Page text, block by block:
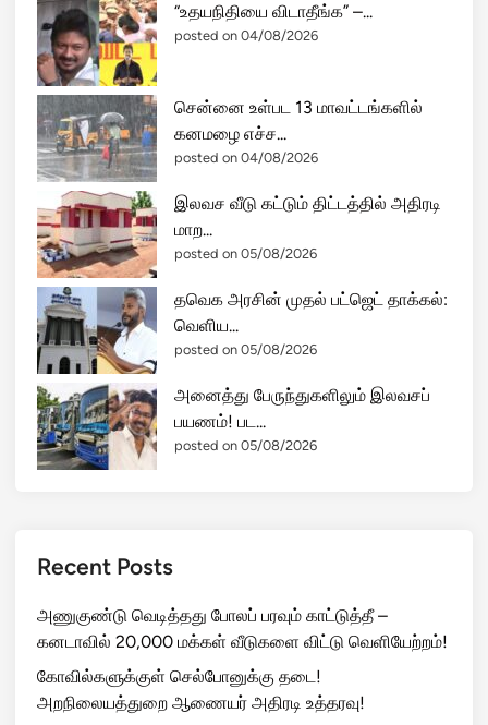
ர்
வி
மா
ன
ங்
க
ள்
சி
தை
ந்
த
ன
–
போ
ரி
ல்
பு
தி
க
!
“உதயநிதியை விடாதீங்க” –...
posted on 04/08/2026
சென்னை உள்பட 13 மாவட்டங்களில்
கனமழை எச்ச...
posted on 04/08/2026
இலவச வீடு கட்டும் திட்டத்தில் அதிரடி
மாற...
posted on 05/08/2026
தவெக அரசின் முதல் பட்ஜெட் தாக்கல்:
வெளிய...
posted on 05/08/2026
அனைத்து பேருந்துகளிலும் இலவசப்
பயணம்! பட...
posted on 05/08/2026
Recent Posts
அணுகுண்டு வெடித்தது போலப் பரவும் காட்டுத்தீ –
கனடாவில் 20,000 மக்கள் வீடுகளை விட்டு வெளியேற்றம்!
கோவில்களுக்குள் செல்போனுக்கு தடை!
அறநிலையத்துறை ஆணையர் அதிரடி உத்தரவு!